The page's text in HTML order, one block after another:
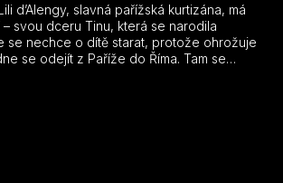
d’Alengy, slavná pařížská kurtizána, má
svou dceru Tinu, která se narodila
se nechce o dítě starat, protože ohrožuje
se odejít z Paříže do Říma. Tam se
lékařkou, která vyvinula revoluční
vlastní místo ve světě a zapsat se do